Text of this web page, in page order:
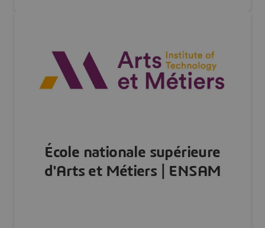
École nationale supérieure
d'Arts et Métiers | ENSAM